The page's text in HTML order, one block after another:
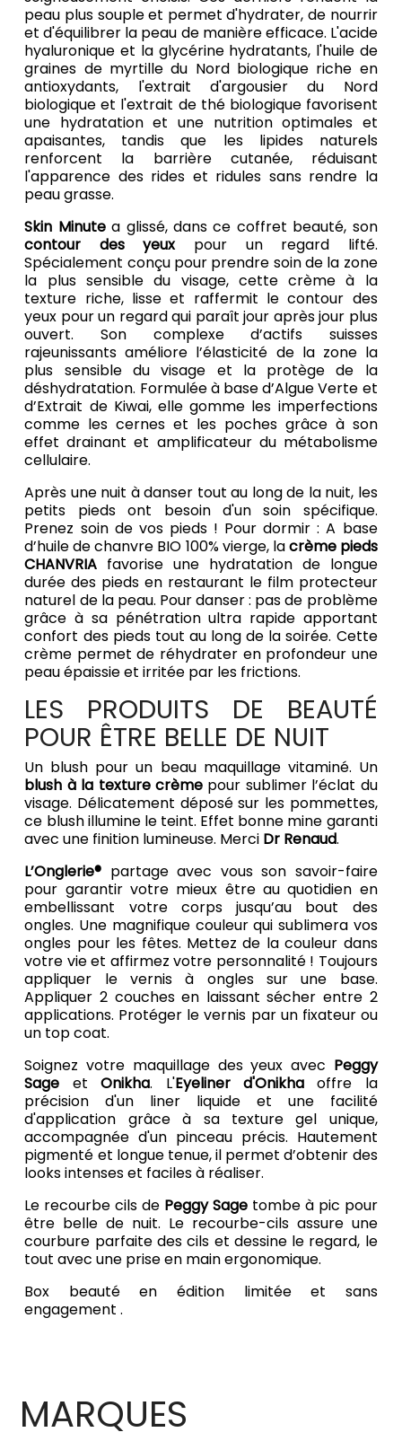
peau plus souple et permet d'hydrater, de nourrir
et d'équilibrer la peau de manière efficace. L'acide
hyaluronique et la glycérine hydratants, l'huile de
graines de myrtille du Nord biologique riche en
antioxydants, l'extrait d'argousier du Nord
biologique et l'extrait de thé biologique favorisent
une hydratation et une nutrition optimales et
apaisantes, tandis que les lipides naturels
renforcent la barrière cutanée, réduisant
l'apparence des rides et ridules sans rendre la
peau grasse.
Skin Minutea glissé, dans ce coffret beauté, son
contour des yeuxpour un regard lifté.
Spécialement conçu pour prendre soin de la zone
la plus sensible du visage, cette crème à la
texture riche, lisse et raffermit le contour des
yeux pour un regard qui paraît jour après jour plus
ouvert. Son complexe d’actifs suisses
rajeunissants améliore l’élasticité de la zone la
plus sensible du visage et la protège de la
déshydratation. Formulée à base d’Algue Verte et
d’Extrait de Kiwai, elle gomme les imperfections
comme les cernes et les poches grâce à son
effet drainant et amplificateur du métabolisme
cellulaire.
Après une nuit à danser tout au long de la nuit, les
petits pieds ont besoin d'un soin spécifique.
Prenez soin de vos pieds ! Pour dormir : A base
d’huile de chanvre BIO 100% vierge, lacrème pieds
CHANVRIA favorise une hydratation de longue
durée des pieds en restaurant le film protecteur
naturel de la peau. Pour danser : pas de problème
grâce à sa pénétration ultra rapide apportant
confort des pieds tout au long de la soirée. Cette
crème permet de réhydrater en profondeur une
peau épaissie et irritée par les frictions.
LES PRODUITS DE BEAUTÉ
POUR ÊTRE BELLE DE NUIT
Un blush pour un beau maquillage vitaminé. Un
blush à la texture crème pour sublimer l’éclat du
visage. Délicatement déposé sur les pommettes,
ce blush illumine le teint. Effet bonne mine garanti
avec une finition lumineuse. Merci Dr Renaud.
L’Onglerie® partage avec vous son savoir-faire
pour garantir votre mieux être au quotidien en
embellissant votre corps jusqu’au bout des
ongles. Une magnifique couleur qui sublimera vos
ongles pour les fêtes. Mettez de la couleur dans
votre vie et affirmez votre personnalité ! Toujours
appliquer le vernis à ongles sur une base.
Appliquer 2 couches en laissant sécher entre 2
applications. Protéger le vernis par un fixateur ou
un top coat.
Soignez votre maquillage des yeux avec Peggy
Sage etOnikha. L'Eyeliner d'Onikhaoffre la
précision d'un liner liquide et une facilité
d'application grâce à sa texture gel unique,
accompagnée d'un pinceau précis. Hautement
pigmenté et longue tenue, il permet d’obtenir des
looks intenses et faciles à réaliser.
Le recourbe cils de Peggy Sagetombe à pic pour
être belle de nuit. Le recourbe-cils assure une
courbure parfaite des cils et dessine le regard, le
tout avec une prise en main ergonomique.
Box beauté en édition limitée et sans
engagement .
MARQUES